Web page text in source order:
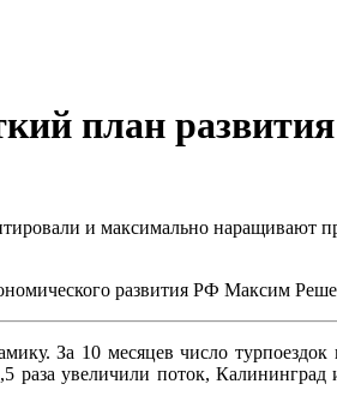
план развития
и максимально
развития РФ Максим
За 10 месяцев число
увеличили поток,